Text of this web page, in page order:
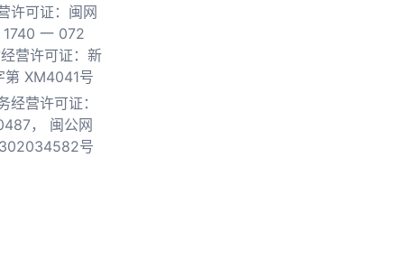
许可证：闽网
一 072
营许可证：新
第 XM4041号
经营许可证：
，
闽公网
号